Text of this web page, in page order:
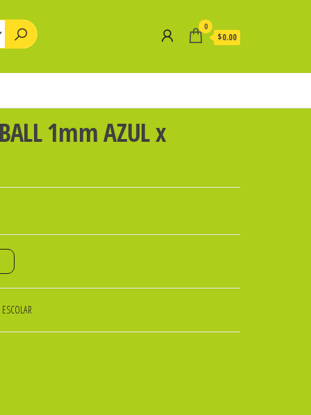
0
$0.00
1mm AZUL x